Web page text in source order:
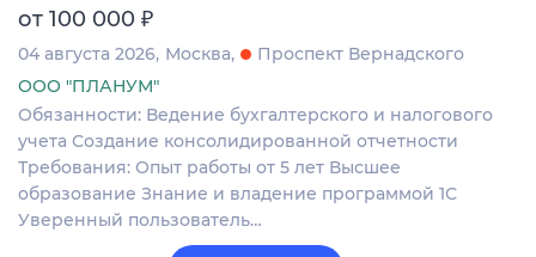
от 100 000 ₽
04 августа 2026 Москва
Проспект Вернадского
ООО "ПЛАНУМ"
Обязанности: Ведение бухгалтерского и налогового
учета Создание консолидированной отчетности
Требования: Опыт работы от 5 лет Высшее
образование Знание и владение программой 1С
Уверенный пользователь…